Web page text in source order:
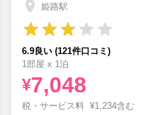
姫路駅
6.9良い (121件口コミ)
1部屋 x 1泊
¥7,048
税・サービス料 ¥1,234含む